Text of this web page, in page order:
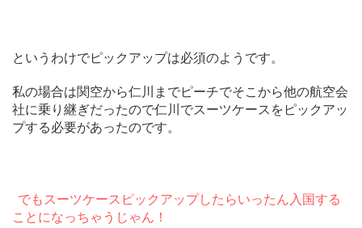
というわけでピックアップは必須のようです。
私の場合は関空から仁川までピーチでそこから他の航空会
社に乗り継ぎだったので仁川でスーツケースをピックアッ
プする必要があったのです。
でもスーツケースピックアップしたらいったん入国する
ことになっちゃうじゃん！